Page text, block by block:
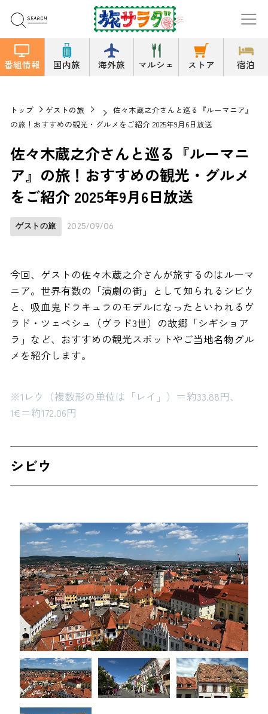
番組情報 国内旅 海外旅 マルシェ ストア 宿泊
トップ ゲストの旅
佐々木蔵之介さんと巡る『ルーマニア』
の旅！おすすめの観光・グルメをご紹介 2025年9月6日放送
佐々木蔵之介さんと巡る『ルーマニ
ア』の旅！おすすめの観光・グルメ
をご紹介 2025年9月6日放送
ゲストの旅 2025/09/06
今回、ゲストの佐々木蔵之介さんが旅するのはルーマ
ニア。世界有数の「演劇の街」として知られるシビウ
と、吸血鬼ドラキュラのモデルになったといわれるヴ
ラド・ツェペシュ（ヴラド3世）の故郷「シギショア
ラ」など、おすすめの観光スポットやご当地名物グル
メを紹介します。
※1レウ（複数形の単位は「レイ」）＝約33.88円、
1€＝約172.06円
シビウ